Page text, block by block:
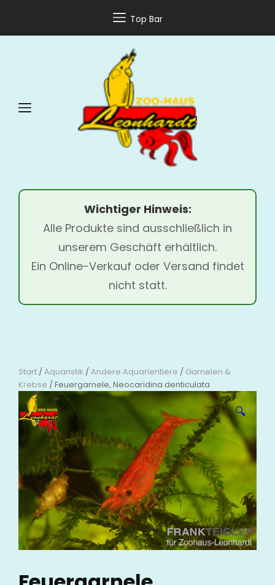
Top Bar
Wichtiger Hinweis:
Alle Produkte sind ausschließlich in
unserem Geschäft erhältlich.
Ein Online-Verkauf oder Versand findet
nicht statt.
Start /Aquaristik /Andere Aquarientiere / Garnelen &
Krebse / Feuergarnele, Neocaridina denticulata
🔍